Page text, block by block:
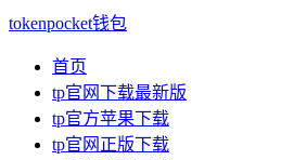
tokenpocket钱包
首页
tp官网下载最新版
tp官方苹果下载
tp官网正版下载